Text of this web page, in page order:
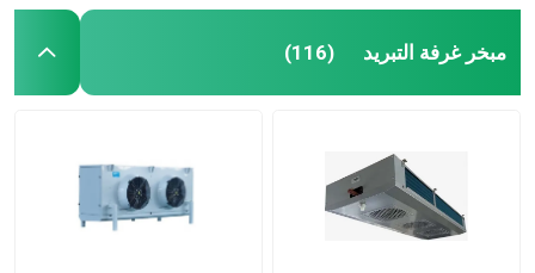
وحدة تكثيف الغرفة الباردة
وحدة تكثيف الضاغط
مكثف مبرد بالماء
مبخر غرفة التبريد (116)